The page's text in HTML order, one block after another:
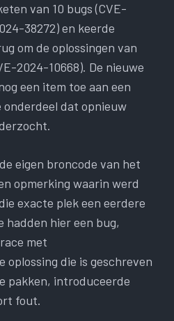
van 10 bugs (CVE-
38272) en keerde
om de oplossingen van
2024-10668). De nieuwe
een item toe aan een
dat opnieuw
eigen broncode van het
opmerking waarin werd
exacte plek een eerdere
hadden hier een bug,
met
oplossing die is geschreven
pakken, introduceerde
fout.